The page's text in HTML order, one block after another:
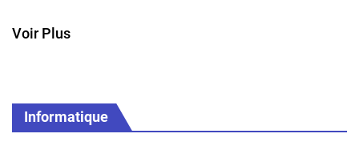
Voir Plus
Informatique